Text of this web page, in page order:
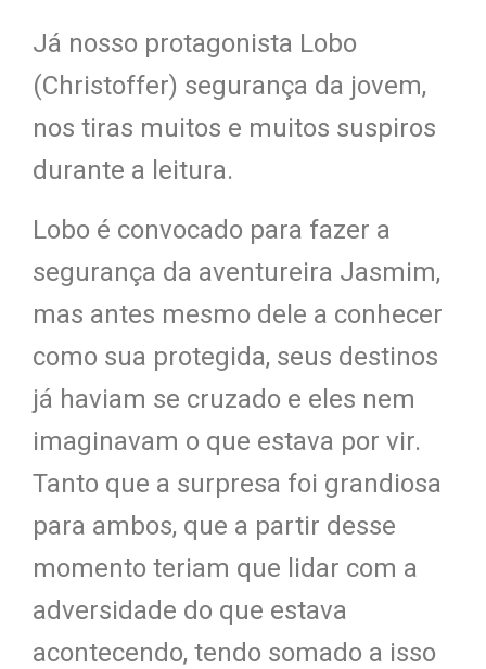
Já nosso protagonista Lobo
(Christoffer) segurança da jovem,
nos tiras muitos e muitos suspiros
durante a leitura.
Lobo é convocado para fazer a
segurança da aventureira Jasmim,
mas antes mesmo dele a conhecer
como sua protegida, seus destinos
já haviam se cruzado e eles nem
imaginavam o que estava por vir.
Tanto que a surpresa foi grandiosa
para ambos, que a partir desse
momento teriam que lidar com a
adversidade do que estava
acontecendo, tendo somado a isso